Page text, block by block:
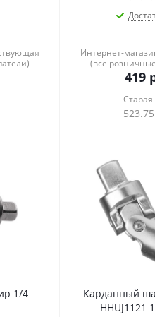
Интернет-
(все
419
523.75
1/4
Карданный
HHUJ1121